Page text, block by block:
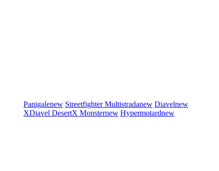
Panigalenew StreetfighterMultistradanew Diavelnew
XDiavel DesertX Monsternew Hypermotardnew